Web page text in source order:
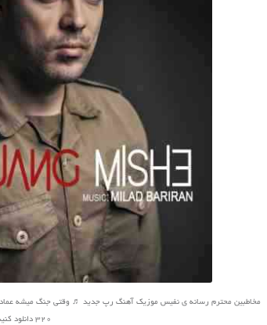
320 دانلود کنید